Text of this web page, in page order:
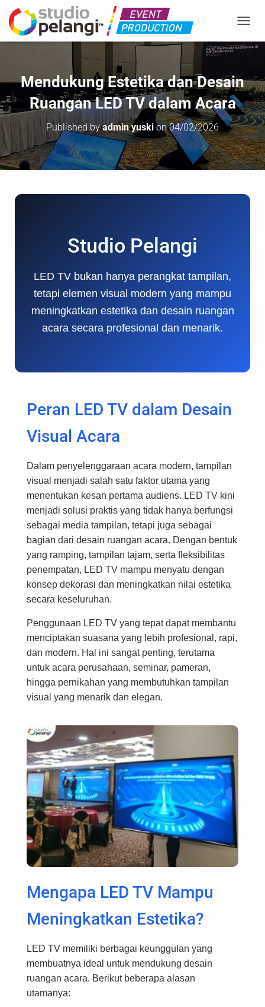
Mendukung Estetika dan Desain
Ruangan LED TV dalam Acara
Published byadmin yuski on04/02/2026
Studio Pelangi
LED TV bukan hanya perangkat tampilan,
tetapi elemen visual modern yang mampu
meningkatkan estetika dan desain ruangan
acara secara profesional dan menarik.
Peran LED TV dalam Desain
Visual Acara
Dalam penyelenggaraan acara modern, tampilan
visual menjadi salah satu faktor utama yang
menentukan kesan pertama audiens. LED TV kini
menjadi solusi praktis yang tidak hanya berfungsi
sebagai media tampilan, tetapi juga sebagai
bagian dari desain ruangan acara. Dengan bentuk
yang ramping, tampilan tajam, serta fleksibilitas
penempatan, LED TV mampu menyatu dengan
konsep dekorasi dan meningkatkan nilai estetika
secara keseluruhan.
Penggunaan LED TV yang tepat dapat membantu
menciptakan suasana yang lebih profesional, rapi,
dan modern. Hal ini sangat penting, terutama
untuk acara perusahaan, seminar, pameran,
hingga pernikahan yang membutuhkan tampilan
visual yang menarik dan elegan.
Mengapa LED TV Mampu
Meningkatkan Estetika?
LED TV memiliki berbagai keunggulan yang
membuatnya ideal untuk mendukung desain
ruangan acara. Berikut beberapa alasan
utamanya: